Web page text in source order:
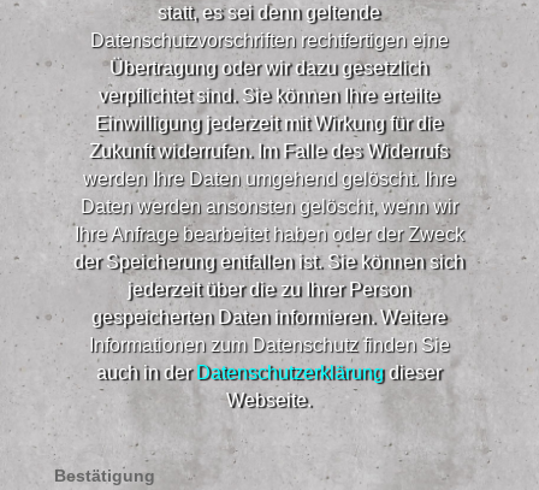
statt, es sei denn geltende
Datenschutzvorschriften rechtfertigen eine
Übertragung oder wir dazu gesetzlich
verpflichtet sind. Sie können Ihre erteilte
Einwilligung jederzeit mit Wirkung für die
Zukunft widerrufen. Im Falle des Widerrufs
werden Ihre Daten umgehend gelöscht. Ihre
Daten werden ansonsten gelöscht, wenn wir
Ihre Anfrage bearbeitet haben oder der Zweck
der Speicherung entfallen ist. Sie können sich
jederzeit über die zu Ihrer Person
gespeicherten Daten informieren. Weitere
Informationen zum Datenschutz finden Sie
auch in derDatenschutzerklärungdieser
Webseite.​
Bestätigung